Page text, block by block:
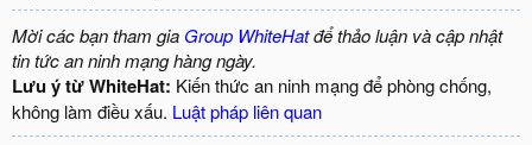
Mời các bạn tham gia Group WhiteHatđể thảo luận và cập nhật
tin tức an ninh mạng hàng ngày.
Lưu ý từ WhiteHat: Kiến thức an ninh mạng để phòng chống,
không làm điều xấu. Luật pháp liên quan